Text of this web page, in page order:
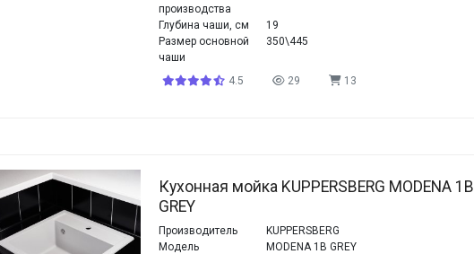
производства
Глубина чаши, см
19
Размер основной
чаши
350\445
4.5 29 13
Кухонная мойка KUPPERSBERG MODENA 1B
GREY
Производитель
KUPPERSBERG
Модель
MODENA 1B GREY